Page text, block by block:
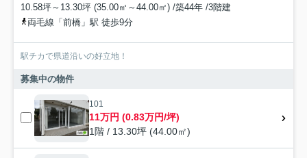
10.58坪～13.30坪 (35.00㎡～44.00㎡) /築44年 /3階建
両毛線「前橋」駅 徒歩9分
駅チカで県道沿いの好立地！
募集中の物件
101
11万円 (0.83万円/坪)
1階 / 13.30坪 (44.00㎡)